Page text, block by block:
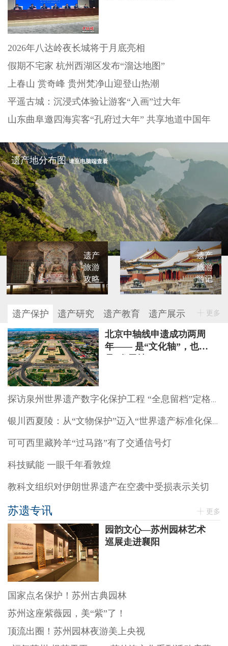
2026年八达岭夜长城将于月底亮相
假期不宅家 杭州西湖区发布“溜达地图”
上春山 赏奇峰 贵州梵净山迎登山热潮
平遥古城：沉浸式体验让游客“入画”过大年
山东曲阜邀四海宾客“孔府过大年” 共享地道中国年
遗产地分布图请至电脑端查看
遗产
旅游
攻略
遗产
旅游
游记
遗产保护 遗产研究 遗产教育 遗产展示 更多
北京中轴线申遗成功两周
年—— 是“文化轴”，也
可可西里藏羚羊“过马路”有了交通信号灯
科技赋能 一眼千年看敦煌
教科文组织对伊朗世界遗产在空袭中受损表示关切
苏遗专讯 更多
园韵文心—苏州园林艺术
巡展走进襄阳
国家点名保护！苏州古典园林
苏州这座紫薇园，美“紫”了！
顶流出圈！苏州园林夜游美上央视